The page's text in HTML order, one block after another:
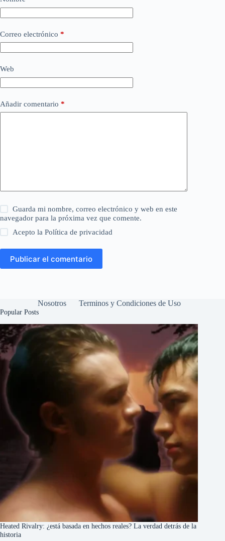
Correo electrónico *
Web
Añadir comentario *
Guarda mi nombre, correo electrónico y web en este
navegador para la próxima vez que comente.
Acepto laPolítica de privacidad
Publicar el comentario
Nosotros Terminos y Condiciones de Uso
Popular Posts
Heated Rivalry: ¿está basada en hechos reales? La verdad detrás de la
historia